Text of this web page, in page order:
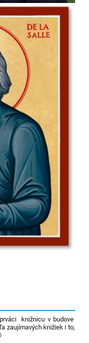
knižnicu v budove
zaujímavých knižiek i to,